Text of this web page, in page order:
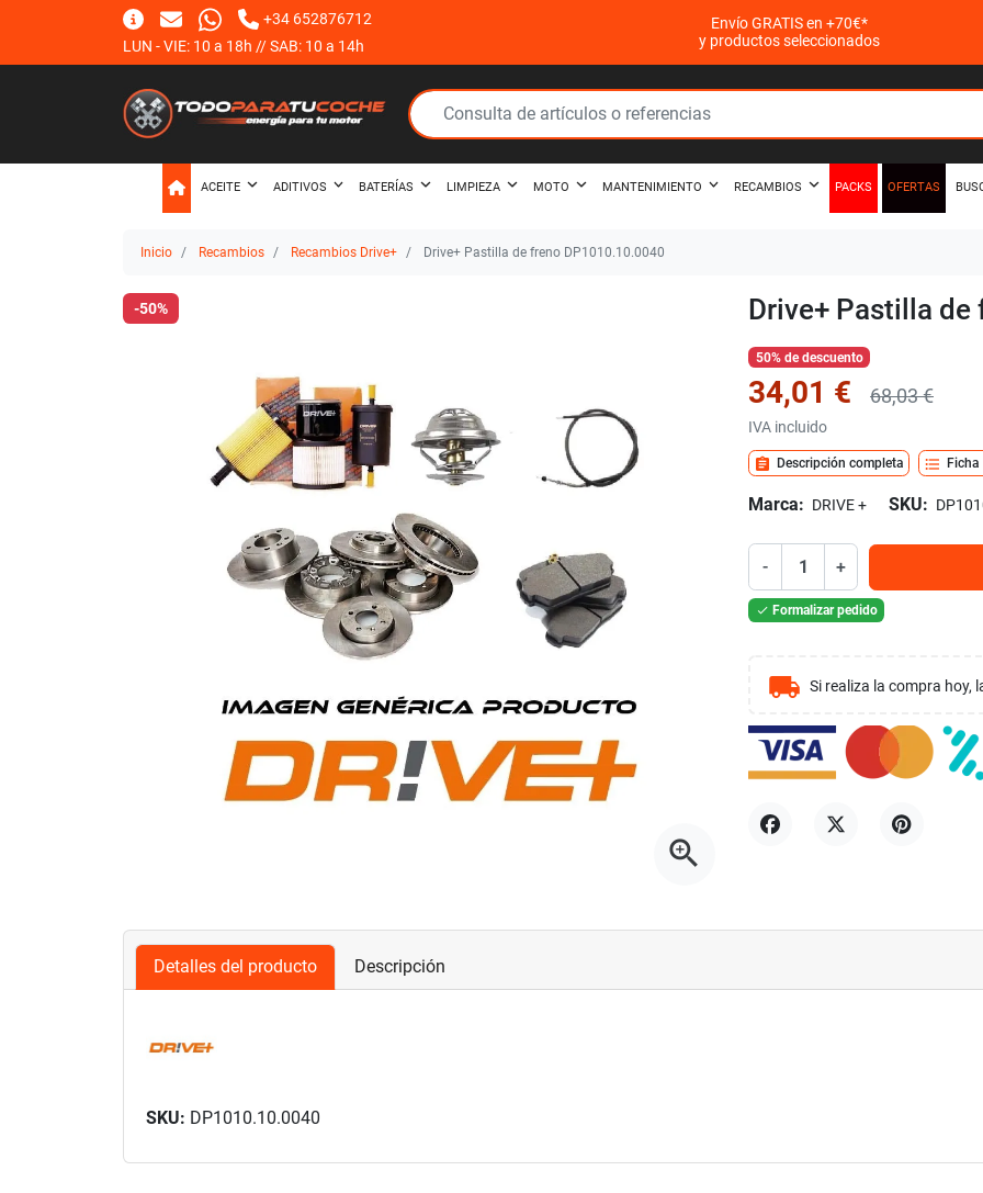
+34 652876712
LUN - VIE: 10 a 18h // SAB: 10 a 14h
Envío GRATIS en +70€*
y productos seleccionados
ACEITE ADITIVOS BATERÍAS LIMPIEZA MOTO MANTENIMIENTO RECAMBIOS PACKS OFERTAS
Inicio Recambios Recambios Drive+ Drive+ Pastilla de freno DP1010.10.0040
-50%
zoom_in
Drive+ Pastilla
50% de descuento
34,01 € 68,03 €
IVA incluido
assignment Descripción completa format_list_bulleted Ficha
Marca: DRIVE + SKU:
- +
 Formalizar pedido
local_shipping Si realiza la compra hoy,
Detalles del producto Descripción
SKU: DP1010.10.0040